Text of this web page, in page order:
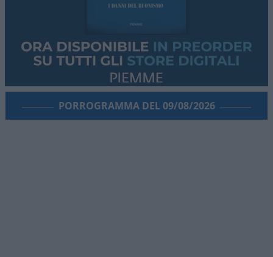
PORROGRAMMA DEL 09/08/2026